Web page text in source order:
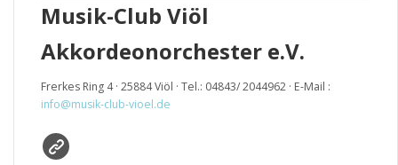
Musik-Club Viöl
Akkordeonorchester e.V.
Frerkes Ring 4 · 25884 Viöl · Tel.: 04843/ 2044962 · E-Mail :
info@musik-club-vioel.de